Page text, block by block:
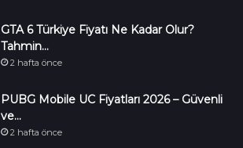
GTA 6 Türkiye Fiyatı Ne Kadar Olur?
Tahmin…
2 hafta önce
PUBG Mobile UC Fiyatları 2026 – Güvenli
ve…
2 hafta önce